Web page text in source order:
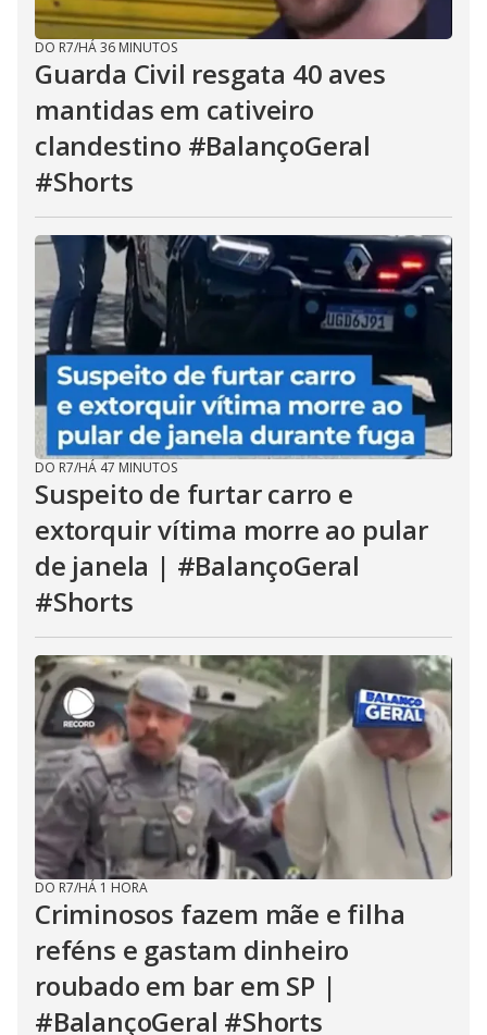
DO R7/HÁ 36 MINUTOS
Guarda Civil resgata 40 aves
mantidas em cativeiro
clandestino #BalançoGeral
#Shorts
DO R7/HÁ 47 MINUTOS
Suspeito de furtar carro e
extorquir vítima morre ao pular
de janela | #BalançoGeral
#Shorts
DO R7/HÁ 1 HORA
Criminosos fazem mãe e filha
reféns e gastam dinheiro
roubado em bar em SP |
#BalançoGeral #Shorts